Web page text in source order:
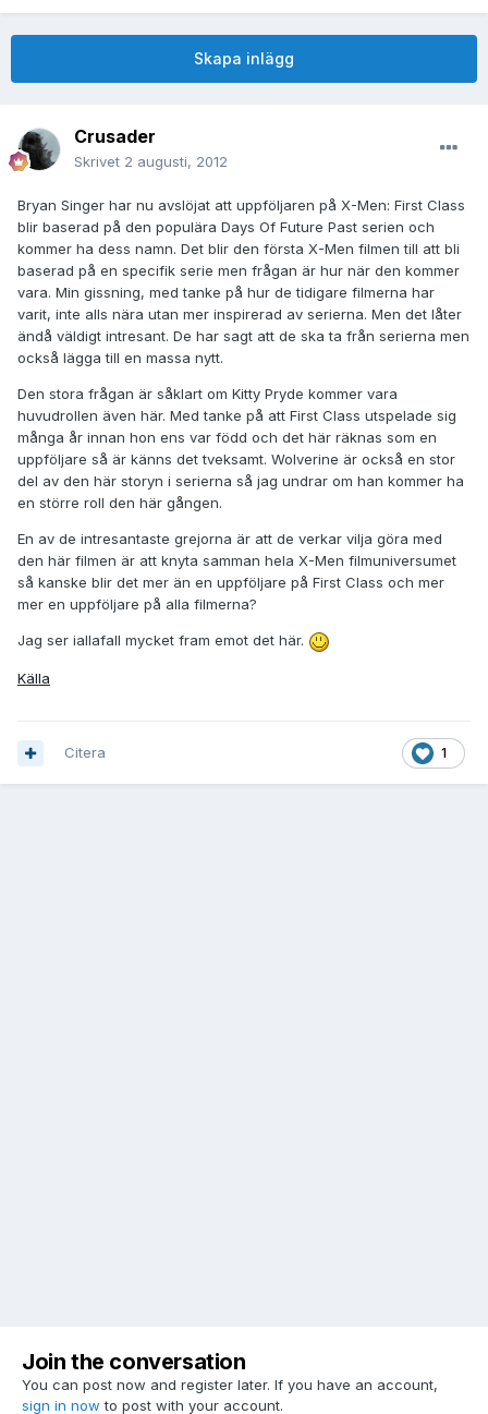
Skapa inlägg
Crusader
Skrivet 2 augusti, 2012
Bryan Singer har nu avslöjat att uppföljaren på X-Men: First Class
blir baserad på den populära Days Of Future Past serien och
kommer ha dess namn. Det blir den första X-Men filmen till att bli
baserad på en specifik serie men frågan är hur när den kommer
vara. Min gissning, med tanke på hur de tidigare filmerna har
varit, inte alls nära utan mer inspirerad av serierna. Men det låter
ändå väldigt intresant. De har sagt att de ska ta från serierna men
också lägga till en massa nytt.
Den stora frågan är såklart om Kitty Pryde kommer vara
huvudrollen även här. Med tanke på att First Class utspelade sig
många år innan hon ens var född och det här räknas som en
uppföljare så är känns det tveksamt. Wolverine är också en stor
del av den här storyn i serierna så jag undrar om han kommer ha
en större roll den här gången.
En av de intresantaste grejorna är att de verkar vilja göra med
den här filmen är att knyta samman hela X-Men filmuniversumet
så kanske blir det mer än en uppföljare på First Class och mer
mer en uppföljare på alla filmerna?
Jag ser iallafall mycket fram emot det här.
Källa
1
Citera
Join the conversation
You can post now and register later. If you have an account,
sign in now to post with your account.